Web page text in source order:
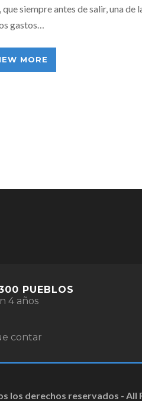
siempre antes de salir, una de
gastos…
MORE
PUEBLOS
4 años
contar
los derechos reservados - All